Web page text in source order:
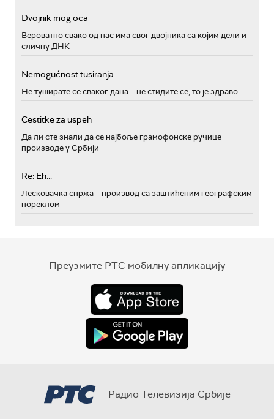
Dvojnik mog oca
Вероватно свако од нас има свог двојника са којим дели и
сличну ДНК
Nemogućnost tusiranja
Не туширате се сваког дана – не стидите се, то је здраво
Cestitke za uspeh
Да ли сте знали да се најбоље грамофонске ручице
производе у Србији
Re: Eh...
Лесковачка спржа – производ са заштићеним географским
пореклом
Преузмите РТС мобилну апликацију
Радио Телевизија Србије